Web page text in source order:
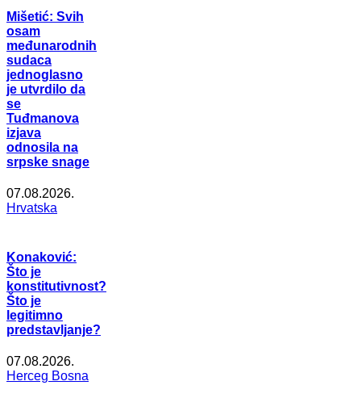
Mišetić: Svih
osam
međunarodnih
sudaca
jednoglasno
je utvrdilo da
se
Tuđmanova
izjava
odnosila na
srpske snage
07.08.2026.
Hrvatska
Konaković:
Što je
konstitutivnost?
Što je
legitimno
predstavljanje?
07.08.2026.
Herceg Bosna